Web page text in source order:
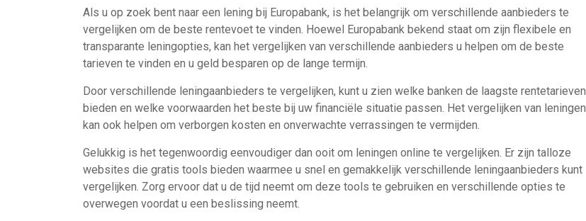
Als u op zoek bent naar een lening bij Europabank, is het belangrijk om verschillende aanbieders te
vergelijken om de beste rentevoet te vinden. Hoewel Europabank bekend staat om zijn flexibele en
transparante leningopties, kan het vergelijken van verschillende aanbieders u helpen om de beste
tarieven te vinden en u geld besparen op de lange termijn.
Door verschillende leningaanbieders te vergelijken, kunt u zien welke banken de laagste rentetarieven
bieden en welke voorwaarden het beste bij uw financiële situatie passen. Het vergelijken van leningen
kan ook helpen om verborgen kosten en onverwachte verrassingen te vermijden.
Gelukkig is het tegenwoordig eenvoudiger dan ooit om leningen online te vergelijken. Er zijn talloze
websites die gratis tools bieden waarmee u snel en gemakkelijk verschillende leningaanbieders kunt
vergelijken. Zorg ervoor dat u de tijd neemt om deze tools te gebruiken en verschillende opties te
overwegen voordat u een beslissing neemt.